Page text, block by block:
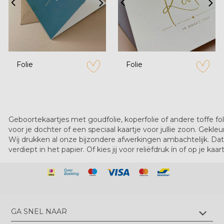
Folie
zet op verlanglijstje
Folie
zet op
Geboortekaartjes met goudfolie, koperfolie of andere toffe
voor je dochter of een speciaal kaartje voor jullie zoon.
Wij drukken al onze bijzondere afwerkingen ambachtelijk.
verdiept in het papier. Of kies jij voor reliëfdruk ín of op je
GA SNEL NAAR